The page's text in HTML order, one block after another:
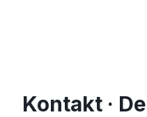
Kontakt ·